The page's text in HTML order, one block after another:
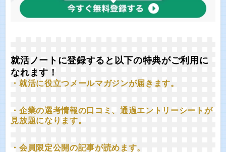
就活ノートに登録すると以下の特典がご利用に
なれます！
・就活に役立つメールマガジンが届きます。
・企業の選考情報の口コミ、通過エントリーシートが
見放題になります。
・会員限定公開の記事が読めます。